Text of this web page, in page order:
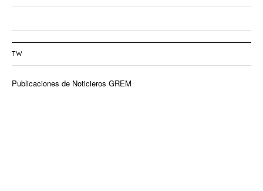
TW
Publicaciones de Noticieros GREM